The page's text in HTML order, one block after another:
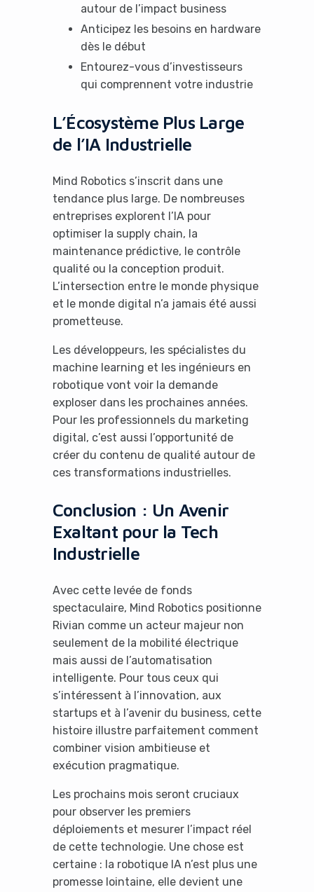
autour de l’impact business
Anticipez les besoins en hardware
dès le début
Entourez-vous d’investisseurs
qui comprennent votre industrie
L’Écosystème Plus Large
de l’IA Industrielle
Mind Robotics s’inscrit dans une
tendance plus large. De nombreuses
entreprises explorent l’IA pour
optimiser la supply chain, la
maintenance prédictive, le contrôle
qualité ou la conception produit.
L’intersection entre le monde physique
et le monde digital n’a jamais été aussi
prometteuse.
Les développeurs, les spécialistes du
machine learning et les ingénieurs en
robotique vont voir la demande
exploser dans les prochaines années.
Pour les professionnels du marketing
digital, c’est aussi l’opportunité de
créer du contenu de qualité autour de
ces transformations industrielles.
Conclusion : Un Avenir
Exaltant pour la Tech
Industrielle
Avec cette levée de fonds
spectaculaire, Mind Robotics positionne
Rivian comme un acteur majeur non
seulement de la mobilité électrique
mais aussi de l’automatisation
intelligente. Pour tous ceux qui
s’intéressent à l’innovation, aux
startups et à l’avenir du business, cette
histoire illustre parfaitement comment
combiner vision ambitieuse et
exécution pragmatique.
Les prochains mois seront cruciaux
pour observer les premiers
déploiements et mesurer l’impact réel
de cette technologie. Une chose est
certaine : la robotique IA n’est plus une
promesse lointaine, elle devient une